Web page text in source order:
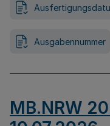
Ausgabennummer
MB.NRW